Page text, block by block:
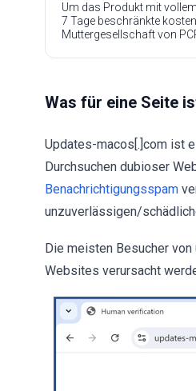
Um das Produkt mit
7 Tage beschränkte
Muttergesellschaft von
Was für eine Seite
Updates-macos[.]com ist
Durchsuchen dubioser
Benachrichtigungsspam
unzuverlässigen/
Die meisten Besucher
Websites verursacht